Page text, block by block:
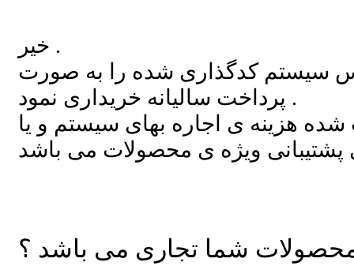
خیر .
سیستم کدگذاری شده را به صورت
پرداخت سالیانه خریداری نمود .
هزینه ی اجاره بهای سیستم و یا
شما تجاری می باشد ؟